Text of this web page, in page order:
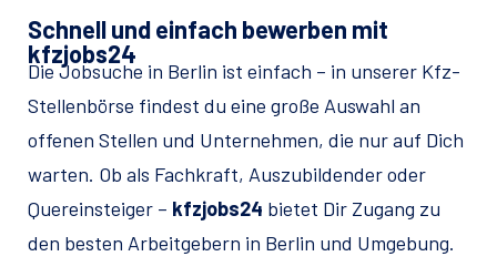
Schnell und einfach bewerben mit
kfzjobs24
Die Jobsuche in Berlin ist einfach – in unserer Kfz-
Stellenbörse findest du eine große Auswahl an
offenen Stellen und Unternehmen, die nur auf Dich
warten. Ob als Fachkraft, Auszubildender oder
Quereinsteiger – kfzjobs24 bietet Dir Zugang zu
den besten Arbeitgebern in Berlin und Umgebung.